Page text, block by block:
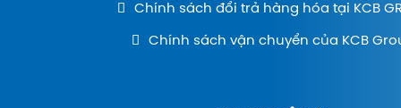
Chính sách đổi trả hàng hóa tại KCB
Chính sách vận chuyển của KCB